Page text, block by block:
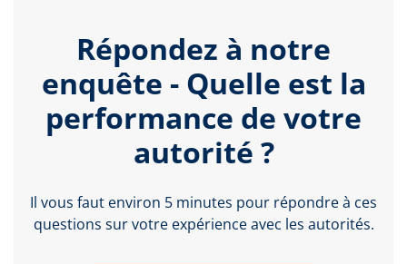
Répondez à notre
enquête - Quelle est la
performance de votre
autorité ?
Il vous faut environ 5 minutes pour répondre à ces
questions sur votre expérience avec les autorités.